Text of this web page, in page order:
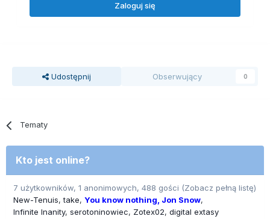
Zaloguj się
Udostępnij Obserwujący 0
Tematy
Kto jest online?
7 użytkowników, 1 anonimowych, 488 gości (Zobacz pełną listę)
New-Tenuis take You know nothing, Jon Snow
Infinite Inanity serotoninowiec Zotex02 digital extasy